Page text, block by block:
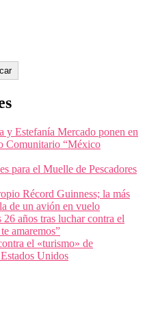
Estefanía Mercado ponen en
Comunitario “México
para el Muelle de Pescadores
Récord Guinness; la más
de un avión en vuelo
años tras luchar contra el
amaremos”
el «turismo» de
Unidos